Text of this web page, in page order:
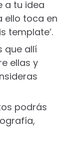
a tu idea
ello toca en
template’.
que allí
ellas y
podrás